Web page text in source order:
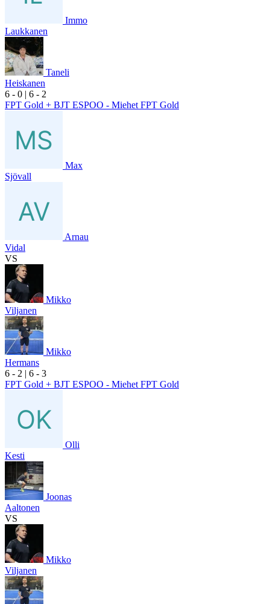
Immo
Laukkanen
Taneli
Heiskanen
6 - 0 | 6 - 2
FPT Gold + BJT ESPOO - Miehet FPT Gold
Max
Sjövall
Arnau
Vidal
VS
Mikko
Viljanen
Mikko
Hermans
6 - 2 | 6 - 3
FPT Gold + BJT ESPOO - Miehet FPT Gold
Olli
Kesti
Joonas
Aaltonen
VS
Mikko
Viljanen